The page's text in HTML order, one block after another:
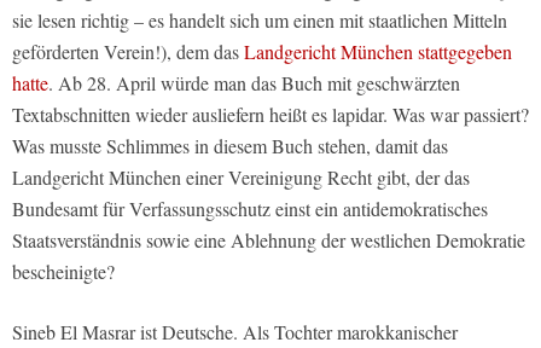
sie lesen richtig – es handelt sich um einen mit staatlichen Mitteln
geförderten Verein!), dem dasLandgericht München stattgegeben
hatte. Ab 28. April würde man das Buch mit geschwärzten
Textabschnitten wieder ausliefern heißt es lapidar. Was war passiert?
Was musste Schlimmes in diesem Buch stehen, damit das
Landgericht München einer Vereinigung Recht gibt, der das
Bundesamt für Verfassungsschutz einst ein antidemokratisches
Staatsverständnis sowie eine Ablehnung der westlichen Demokratie
bescheinigte?
Sineb El Masrar ist Deutsche. Als Tochter marokkanischer